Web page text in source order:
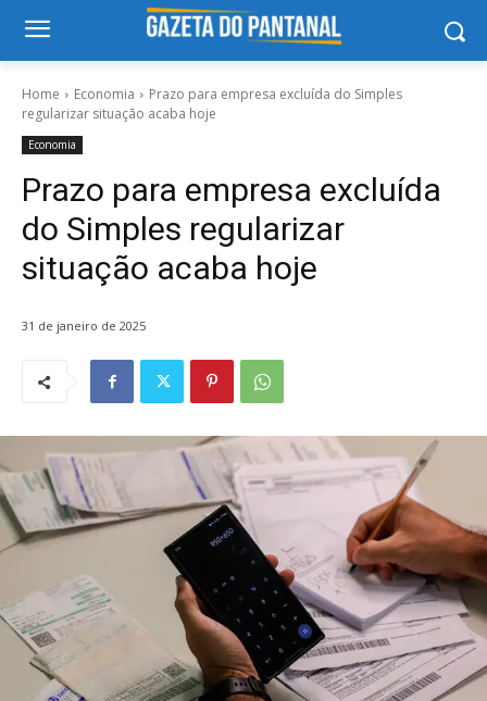
Home Economia
Prazo para empresa excluída do Simples
regularizar situação acaba hoje
Economia
Prazo para empresa excluída
do Simples regularizar
situação acaba hoje
31 de janeiro de 2025